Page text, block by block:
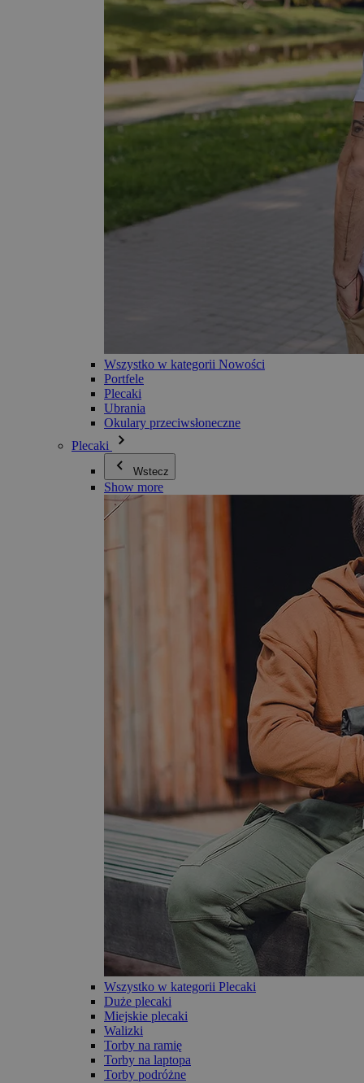
Wszystko w kategorii Nowości
Portfele
Plecaki
Ubrania
Okulary przeciwsłoneczne
Plecaki
Wstecz
Show more
Wszystko w kategorii Plecaki
Duże plecaki
Miejskie plecaki
Walizki
Torby na ramię
Torby na laptopa
Torby podróżne